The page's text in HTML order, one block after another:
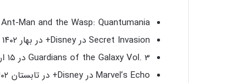
Ant-Man and the Wasp: Quantumania در ۲۸ بهمن ۱۴۰۱
Secret Invasion در Disney+ در بهار ۱۴۰۲
Guardians of the Galaxy Vol. 3 در ۱۵ اردیبهشت ۱۴۰۲
Marvel’s Echo در Disney+ در تابستان ۱۴۰۲